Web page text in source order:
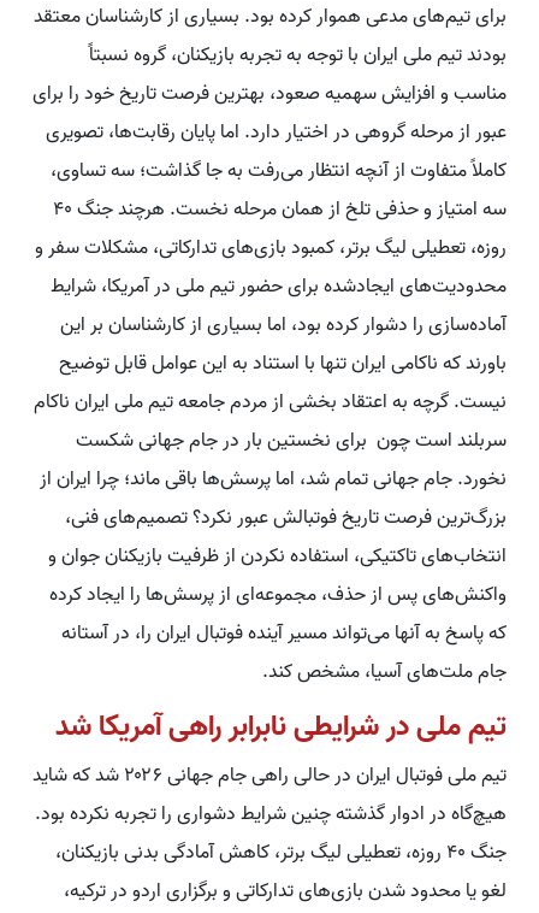
برای تیم‌های مدعی هموار کرده بود. بسیاری از کارشناسان معتقد
بودند تیم ملی ایران با توجه به تجربه بازیکنان، گروه نسبتاً
مناسب و افزایش سهمیه صعود، بهترین فرصت تاریخ خود را برای
عبور از مرحله گروهی در اختیار دارد. اما پایان رقابت‌ها، تصویری
کاملاً متفاوت از آنچه انتظار می‌رفت به جا گذاشت؛ سه تساوی،
سه امتیاز و حذفی تلخ از همان مرحله نخست. هرچند جنگ ۴۰
روزه، تعطیلی لیگ برتر، کمبود بازی‌های تدارکاتی، مشکلات سفر و
محدودیت‌های ایجادشده برای حضور تیم ملی در آمریکا، شرایط
آماده‌سازی را دشوار کرده بود، اما بسیاری از کارشناسان بر این
باورند که ناکامی ایران تنها با استناد به این عوامل قابل توضیح
نیست. گرچه به اعتقاد بخشی از مردم جامعه تیم ملی ایران ناکام
سربلند است چون برای نخستین بار در جام جهانی شکست
نخورد. جام جهانی تمام شد، اما پرسش‌ها باقی ماند؛ چرا ایران از
بزرگ‌ترین فرصت تاریخ فوتبالش عبور نکرد؟ تصمیم‌های فنی،
انتخاب‌های تاکتیکی، استفاده نکردن از ظرفیت بازیکنان جوان و
واکنش‌های پس از حذف، مجموعه‌ای از پرسش‌ها را ایجاد کرده
که پاسخ به آنها می‌تواند مسیر آینده فوتبال ایران را، در آستانه
جام ملت‌های آسیا، مشخص کند.
تیم ملی در شرایطی نابرابر راهی آمریکا شد
تیم ملی فوتبال ایران در حالی راهی جام جهانی ۲۰۲۶ شد که شاید
هیچ‌گاه در ادوار گذشته چنین شرایط دشواری را تجربه نکرده بود.
جنگ ۴۰ روزه، تعطیلی لیگ برتر، کاهش آمادگی بدنی بازیکنان،
لغو یا محدود شدن بازی‌های تدارکاتی و برگزاری اردو در ترکیه،